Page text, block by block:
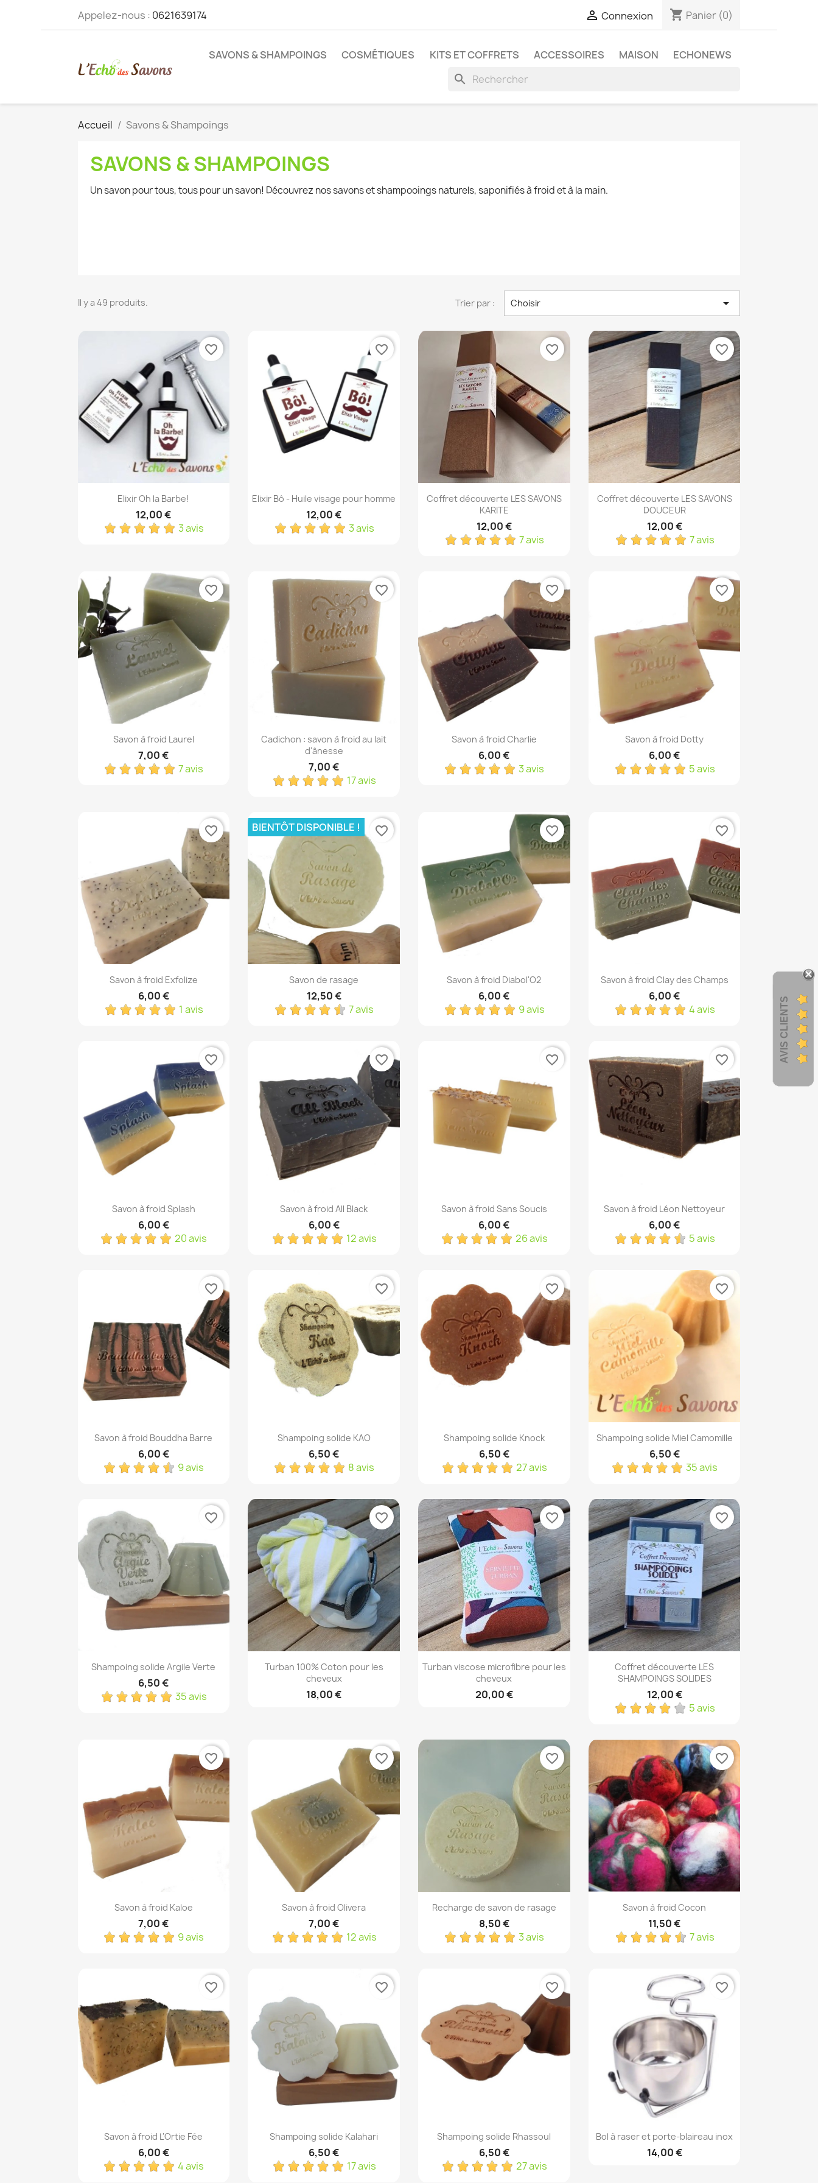
Appelez-nous : 0621639174  Connexion shopping_cart Panier (0)
SAVONS & SHAMPOINGS COSMÉTIQUES KITS ET COFFRETS ACCESSOIRES MAISON ECHONEWS
search
Accueil Savons & Shampoings
SAVONS & SHAMPOINGS
Un savon pour tous, tous pour un savon! Découvrez nos savons et shampooings naturels, saponifiés à froid et à la main.
Il y a 49 produits. Trier par : Choisir 
Aperçu rapide
Elixir Oh la Barbe!
12,00 €
3 avis
favorite_border
Aperçu rapide
Elixir Bô - Huile visage pour homme
12,00 €
3 avis
favorite_border
Aperçu rapide
Coffret découverte LES SAVONS
KARITE
12,00 €
7 avis
favorite_border
Aperçu rapide
Coffret découverte LES SAVONS
DOUCEUR
12,00 €
7 avis
favorite_border
Aperçu rapide
Savon à froid Laurel
7,00 €
7 avis
favorite_border
Aperçu rapide
Cadichon : savon à froid au lait
d'ânesse
7,00 €
17 avis
favorite_border
Aperçu rapide
Savon à froid Charlie
6,00 €
3 avis
favorite_border
Aperçu rapide
Savon à froid Dotty
6,00 €
5 avis
favorite_border
Aperçu rapide
Savon à froid Exfolize
6,00 €
1 avis
favorite_border
Aperçu rapide
Savon de rasage
12,50 €
7 avis
BIENTÔT DISPONIBLE ! favorite_border
Aperçu rapide
Savon à froid Diabol'O2
6,00 €
9 avis
favorite_border
Aperçu rapide
Savon à froid Clay des Champs
6,00 €
4 avis
favorite_border
Aperçu rapide
Savon à froid Splash
6,00 €
20 avis
favorite_border
Aperçu rapide
Savon à froid All Black
6,00 €
12 avis
favorite_border
 Aperçu rapide
Savon à froid Sans Soucis
6,00 €
26 avis
favorite_border
Aperçu rapide
Savon à froid Léon Nettoyeur
6,00 €
5 avis
favorite_border
Aperçu rapide
Savon à froid Bouddha Barre
6,00 €
9 avis
favorite_border
Aperçu rapide
Shampoing solide KAO
6,50 €
8 avis
favorite_border
Aperçu rapide
Shampoing solide Knock
6,50 €
27 avis
favorite_border
Aperçu rapide
Shampoing solide Miel Camomille
6,50 €
35 avis
favorite_border
Aperçu rapide
Shampoing solide Argile Verte
6,50 €
35 avis
favorite_border
 Aperçu rapide
Turban 100% Coton pour les
cheveux
18,00 €
favorite_border
Aperçu rapide
Turban viscose microfibre pour les
cheveux
20,00 €
favorite_border
Aperçu rapide
Coffret découverte LES
SHAMPOINGS SOLIDES
12,00 €
5 avis
favorite_border
Aperçu rapide
Savon à froid Kaloe
7,00 €
9 avis
favorite_border
Aperçu rapide
Savon à froid Olivera
7,00 €
12 avis
favorite_border
Aperçu rapide
Recharge de savon de rasage
8,50 €
3 avis
favorite_border
Aperçu rapide
Savon à froid Cocon
11,50 €
7 avis
favorite_border
Aperçu rapide
Savon à froid L'Ortie Fée
6,00 €
4 avis
favorite_border
Aperçu rapide
Shampoing solide Kalahari
6,50 €
17 avis
favorite_border
Aperçu rapide
Shampoing solide Rhassoul
6,50 €
27 avis
favorite_border
Aperçu rapide
Bol à raser et porte-blaireau inox
14,00 €
favorite_border
AVIS CLIENTS